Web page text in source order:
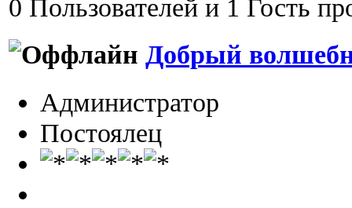
0 Пользователей и 1 Гость
Добрый
Администратор
Постоялец